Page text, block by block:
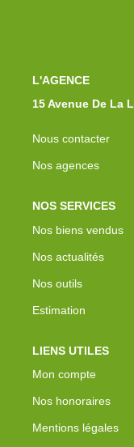
L'AGENCE
15 Avenue De La
Nous contacter
Nos agences
NOS SERVICES
Nos biens vendus
Nos actualités
Nos outils
Estimation
LIENS UTILES
Mon compte
Nos honoraires
Mentions légales